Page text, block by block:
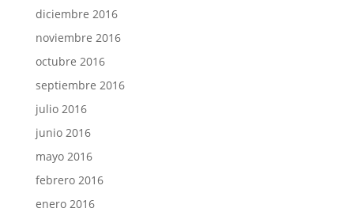
diciembre 2016
noviembre 2016
octubre 2016
septiembre 2016
julio 2016
junio 2016
mayo 2016
febrero 2016
enero 2016